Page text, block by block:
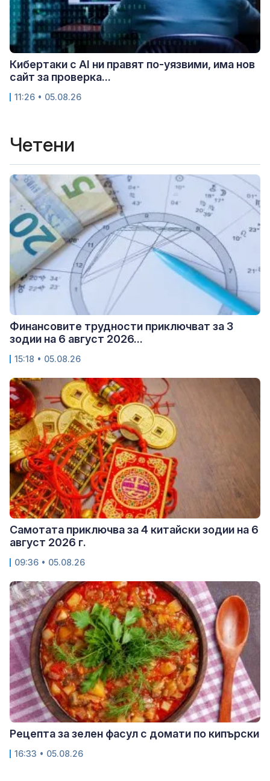
Кибертаки с AI ни правят по-уязвими, има нов
сайт за проверка...
11:26 • 05.08.26
Четени
Финансовите трудности приключват за 3
зодии на 6 август 2026...
15:18 • 05.08.26
Самотата приключва за 4 китайски зодии на 6
август 2026 г.
09:36 • 05.08.26
Рецепта за зелен фасул с домати по кипърски
16:33 • 05.08.26